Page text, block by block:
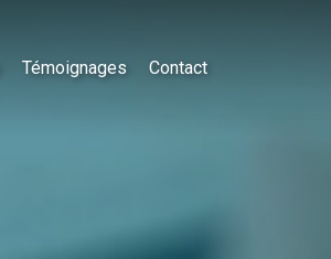
Témoignages Contact